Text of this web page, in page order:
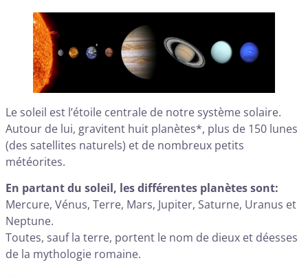
Le soleil est l’étoile centrale de notre système solaire.
Autour de lui, gravitent huit planètes*, plus de 150 lunes
(des satellites naturels) et de nombreux petits
météorites.
En partant du soleil, les différentes planètes sont:
Mercure, Vénus, Terre, Mars, Jupiter, Saturne, Uranus et
Neptune.
Toutes, sauf la terre, portent le nom de dieux et déesses
de la mythologie romaine.